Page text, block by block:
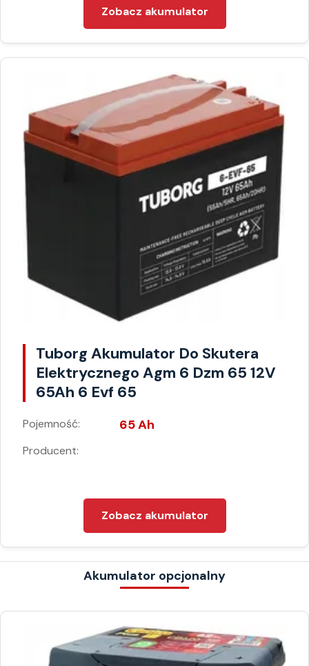
Zobacz akumulator
Tuborg Akumulator Do Skutera
Elektrycznego Agm 6 Dzm 65 12V
65Ah 6 Evf 65
Pojemność: 65 Ah
Producent:
Zobacz akumulator
Akumulator opcjonalny